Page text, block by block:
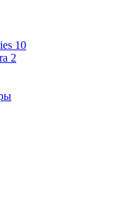
10
2